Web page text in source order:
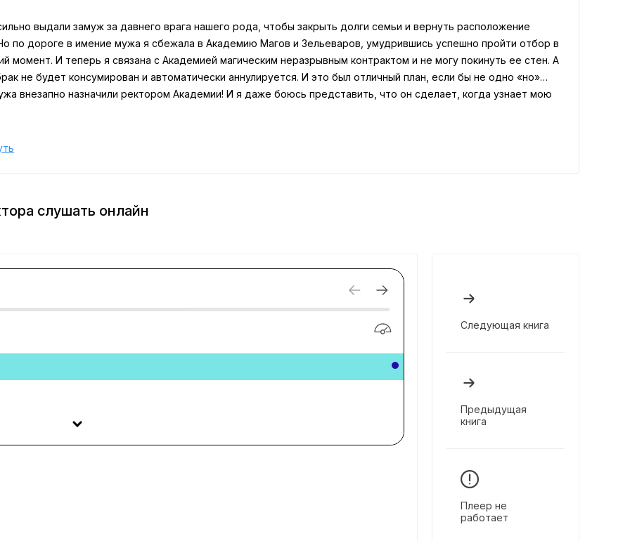
выдали замуж за давнего врага нашего рода, чтобы закрыть долги семьи и вернуть расположение
по дороге в имение мужа я сбежала в Академию Магов и Зельеваров, умудрившись успешно пройти отбор в
момент. И теперь я связана с Академией магическим неразрывным контрактом и не могу покинуть ее стен. А
не будет консумирован и автоматически аннулируется. И это был отличный план, если бы не одно «но»…
внезапно назначили ректором Академии! И я даже боюсь представить, что он сделает, когда узнает мою
слушать онлайн
Следующая книга
Предыдущая
книга
Плеер не
работает